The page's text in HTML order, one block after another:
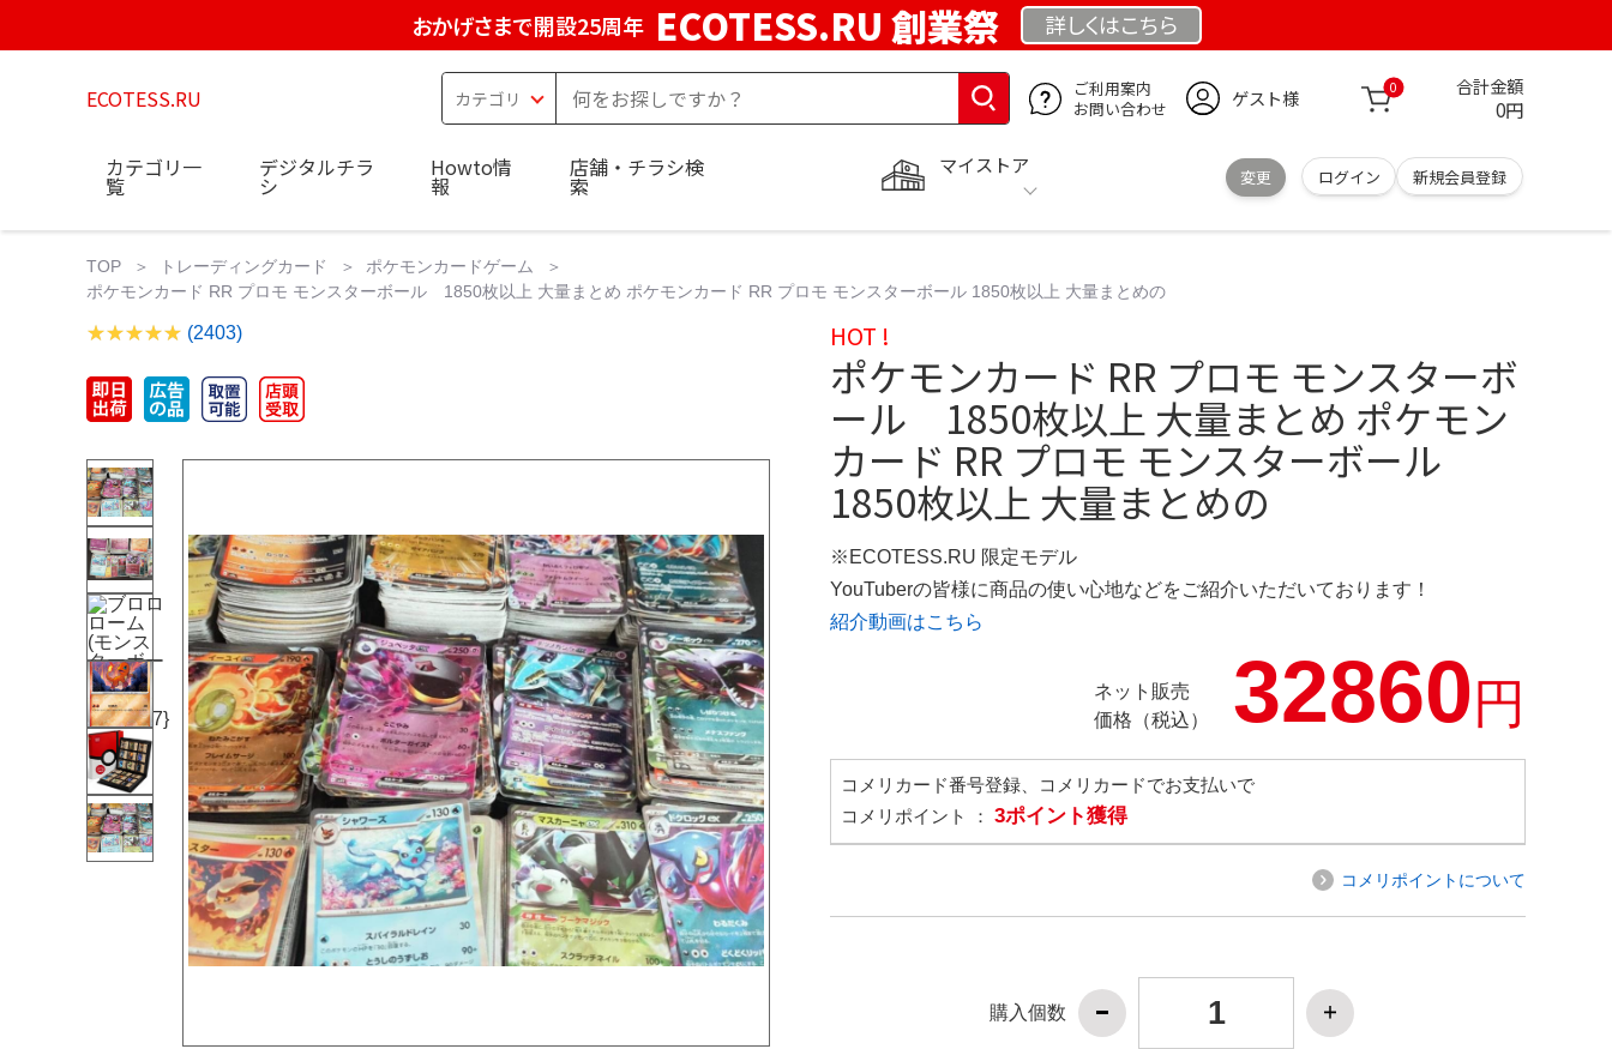
おかげさまで開設25周年 ECOTESS.RU 創業祭 詳しくはこちら
ECOTESS.RU
ご利用案内
お問い合わせ
ゲスト様 0 合計金額
0円
マイストア
変更 ログイン 新規会員登録
カテゴリ一
覧
デジタルチラ
シ
Howto情
報
店舗・チラシ検
索
TOP トレーディングカード
ポケモンカードゲーム
ポケモンカード RR プロモ モンスターボール 1850枚以上 大量まとめ ポケモンカード RR プロモ モンスターボール 1850枚以上 大量まとめの
(2403) HOT !
ポケモンカード RR プロモ モンスターボ
ール 1850枚以上 大量まとめ ポケモン
カード RR プロモ モンスターボール
1850枚以上 大量まとめの
※ECOTESS.RU 限定モデル
YouTuberの皆様に商品の使い心地などをご紹介いただいております！
紹介動画はこちら
ネット販売
価格（税込）
32860円
コメリカード番号登録、コメリカードでお支払いで
コメリポイント ： 3ポイント獲得
コメリポイントについて
購入個数